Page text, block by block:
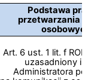
Podstawa
przetwarzania
osobowych
Art. 6 ust. 1 lit. f
uzasadniony
Administratora